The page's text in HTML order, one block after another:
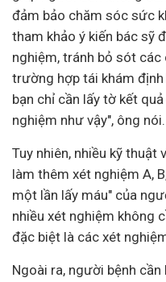
đảm bảo chăm sóc sức
tham khảo ý kiến bác sỹ
nghiệm, tránh bỏ sót các
trường hợp tái khám
bạn chỉ cần lấy tờ kết
nghiệm như vậy", ông nói.
Tuy nhiên, nhiều kỹ
làm thêm xét nghiệm A,
một lần lấy máu" của
nhiều xét nghiệm không
đặc biệt là các xét
Ngoài ra, người bệnh